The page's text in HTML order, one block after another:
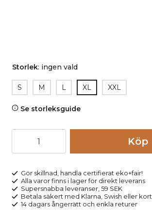
Storlek: ingen vald
S M L XL XXL
Se storleksguide
bomull
JOSEPH
svart
mängd
Köp
Gör skillnad, handla certifierat eko+fair!
Alla varor finns i lager för direkt leverans
Supersnabba leveranser, 59 SEK
Betala säkert med Klarna, Swish eller kort
14 dagars ångerrätt och enkla returer